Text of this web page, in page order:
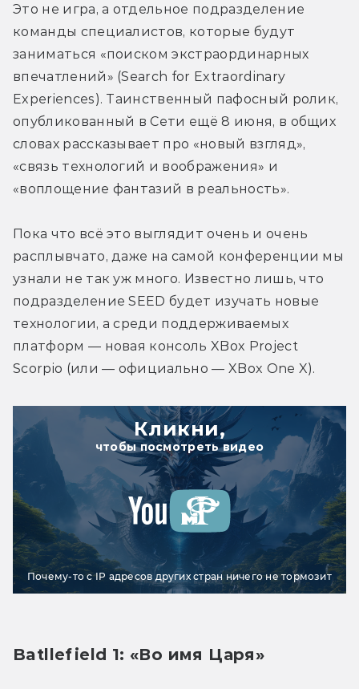
Это не игра, а отдельное подразделение
команды специалистов, которые будут
заниматься «поиском экстраординарных
впечатлений» (Search for Extraordinary
Experiences). Таинственный пафосный ролик,
опубликованный в Сети ещё 8 июня, в общих
словах рассказывает про «новый взгляд»,
«связь технологий и воображения» и
«воплощение фантазий в реальность».
Пока что всё это выглядит очень и очень
расплывчато, даже на самой конференции мы
узнали не так уж много. Известно лишь, что
подразделение SEED будет изучать новые
технологии, а среди поддерживаемых
платформ — новая консоль XBox Project
Scorpio (или — официально — XBox One X).
Кликни,
чтобы посмотреть видео
Почему-то с IP адресов других стран ничего не тормозит
Batllefield 1: «Во имя Царя»